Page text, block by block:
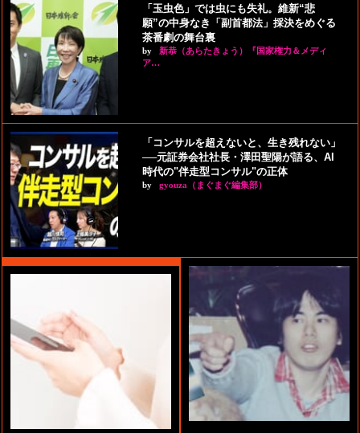
「玉虫色」では虫にも失礼。維新“悲
願”の中身なき「副首都法」採決をめぐる
茶番劇の舞台裏
by
新恭（あらたきょう）『国家権力＆メディ
ア…
「コンサルを超えないと、生き残れない」
──元証券会社社長・澤田聖陽が語る、AI
時代の"伴走型コンサル"の正体
by gyouza（まぐまぐ編集部）